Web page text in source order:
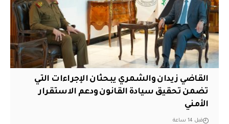
القاضي زيدان والشمري يبحثان الإجراءات التي
تضمن تحقيق سيادة القانون ودعم الاستقرار
الأمني
قبل 14 ساعة